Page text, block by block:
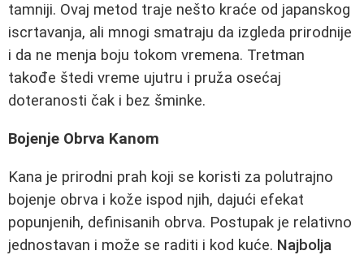
tamniji. Ovaj metod traje nešto kraće od japanskog
iscrtavanja, ali mnogi smatraju da izgleda prirodnije
i da ne menja boju tokom vremena. Tretman
takođe štedi vreme ujutru i pruža osećaj
doteranosti čak i bez šminke.
Bojenje Obrva Kanom
Kana je prirodni prah koji se koristi za polutrajno
bojenje obrva i kože ispod njih, dajući efekat
popunjenih, definisanih obrva. Postupak je relativno
jednostavan i može se raditi i kod kuće. Najbolja